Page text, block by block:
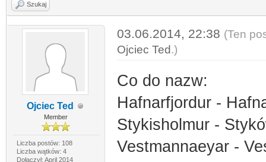
Szukaj
Ojciec Ted
Member
Liczba postów: 108
Liczba wątków: 4
Dołączył: April 2014
03.06.2014, 22:38 (Ten
Ojciec Ted.)
Co do nazw:
Hafnarfjordur -
Stykisholmur -
Vestmannaeyar -